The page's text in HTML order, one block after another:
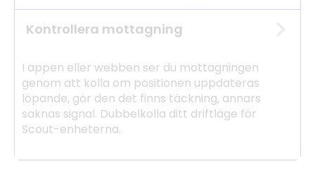
Kontrollera mottagning
I appen eller webben ser du mottagningen
genom att kolla om positionen uppdateras
löpande, gör den det finns täckning, annars
saknas signal. Dubbelkolla ditt driftläge för
Scout-enheterna.